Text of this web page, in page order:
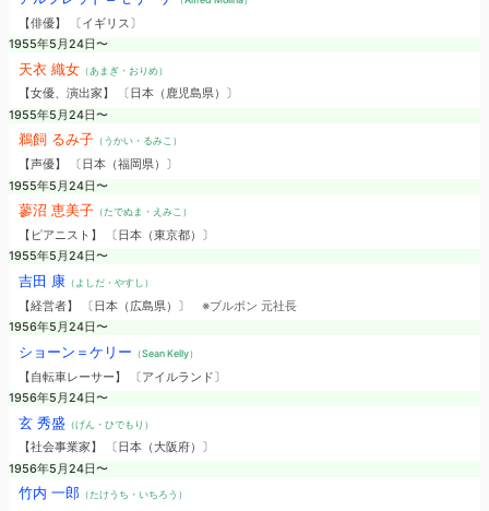
【俳優】 〔イギリス〕
1955年5月24日〜
天衣 織女（あまぎ・おりめ）
【女優、演出家】 〔日本（鹿児島県）〕
1955年5月24日〜
鵜飼 るみ子（うかい・るみこ）
【声優】 〔日本（福岡県）〕
1955年5月24日〜
蓼沼 恵美子（たでぬま・えみこ）
【ピアニスト】 〔日本（東京都）〕
1955年5月24日〜
吉田 康（よしだ・やすし）
【経営者】 〔日本（広島県）〕 ※ブルボン 元社長
1956年5月24日〜
ショーン＝ケリー （Sean Kelly）
【自転車レーサー】 〔アイルランド〕
1956年5月24日〜
玄 秀盛 （げん・ひでもり）
【社会事業家】 〔日本（大阪府）〕
1956年5月24日〜
竹内 一郎（たけうち・いちろう）